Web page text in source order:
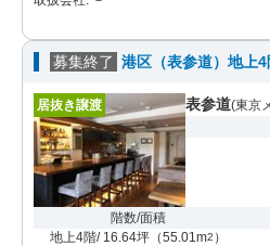
募集終了 港区（表参道）地上
居抜き譲渡 表参道(東京
階数/面積
地上4階/ 16.64坪 （55.01m2 ）